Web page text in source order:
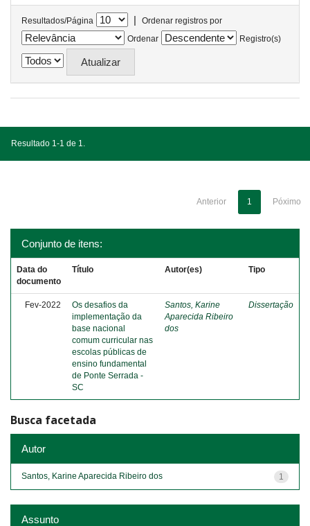
Resultados/Página |
Ordenar registros por
Ordenar
Registro(s)
Resultado 1-1 de 1.
Anterior 1 Póximo
Conjunto de itens:
Data do
documento
Título Autor(es) Tipo
Fev-2022
Os desafios da
implementação da
base nacional
comum curricular nas
escolas públicas de
ensino fundamental
de Ponte Serrada -
SC
Santos, Karine
Aparecida Ribeiro
dos
Dissertação
Busca facetada
Autor
1
Santos, Karine Aparecida Ribeiro dos
Assunto